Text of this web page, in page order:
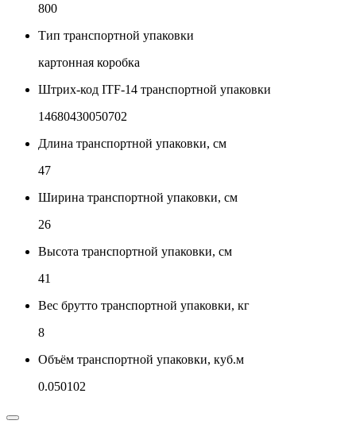
800
Тип транспортной упаковки
картонная коробка
Штрих-код ITF-14 транспортной упаковки
14680430050702
Длина транспортной упаковки, см
47
Ширина транспортной упаковки, см
26
Высота транспортной упаковки, см
41
Вес брутто транспортной упаковки, кг
8
Объём транспортной упаковки, куб.м
0.050102